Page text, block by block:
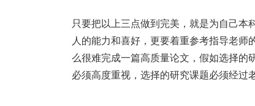
只要把以上三点做到完美，就是为自己
人的能力和喜好，更要着重参考指导老
么很难完成一篇高质量论文，假如选择的
必须高度重视，选择的研究课题必须经过